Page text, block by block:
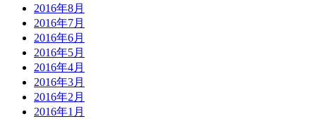
2016年8月
2016年7月
2016年6月
2016年5月
2016年4月
2016年3月
2016年2月
2016年1月